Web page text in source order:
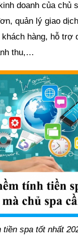
doanh của chủ
quản lý giao
khách hàng, hỗ trợ
thu,…
tiền spa tốt nhất